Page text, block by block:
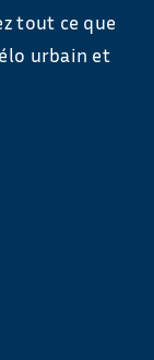
tout ce que
urbain et